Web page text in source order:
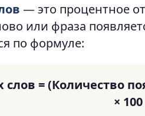
— это процентное
или фраза
по формуле:
= (Количество
× 100